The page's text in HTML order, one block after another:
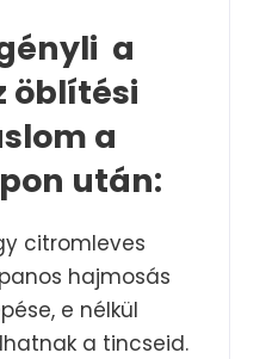
a
öblítési
a
után:
citromleves
hajmosás
e nélkül
a tincseid.